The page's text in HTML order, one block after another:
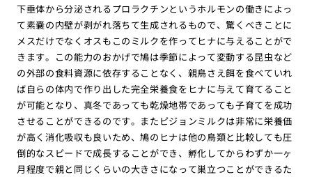
下垂体から分泌されるプロラクチンというホルモンの働きによっ
て素嚢の内壁が剥がれ落ちて生成されるもので、驚くべきことに
メスだけでなくオスもこのミルクを作ってヒナに与えることがで
きます。この能力のおかげで鳩は季節によって変動する昆虫など
の外部の食料資源に依存することなく、親鳥さえ餌を食べていれ
ば自らの体内で作り出した完全栄養食をヒナに与えて育てること
が可能となり、真冬であっても乾燥地帯であっても子育てを成功
させることができるのです。またピジョンミルクは非常に栄養価
が高く消化吸収も良いため、鳩のヒナは他の鳥類と比較しても圧
倒的なスピードで成長することができ、孵化してからわずか一ヶ
月程度で親と同じくらいの大きさになって巣立つことができるた